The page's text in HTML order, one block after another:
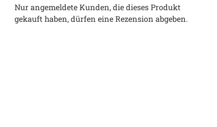
Nur angemeldete Kunden, die dieses Produkt
gekauft haben, dürfen eine Rezension abgeben.